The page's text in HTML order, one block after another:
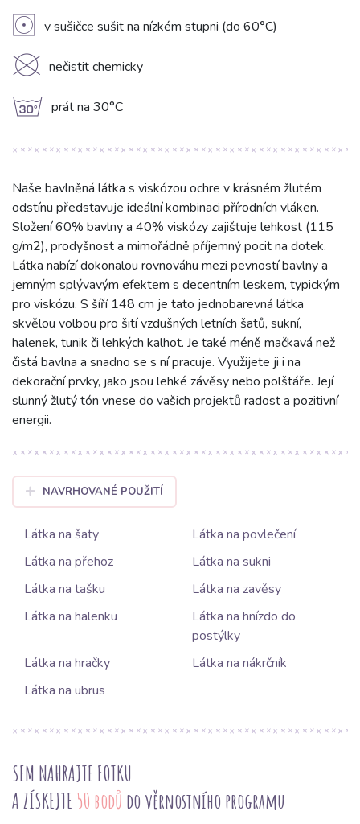
V v sušičce sušit na nízkém stupni (do 60°C)
K nečistit chemicky
g prát na 30°C
Naše bavlněná látka s viskózou ochre v krásném žlutém
odstínu představuje ideální kombinaci přírodních vláken.
Složení 60% bavlny a 40% viskózy zajišťuje lehkost (115
g/m2), prodyšnost a mimořádně příjemný pocit na dotek.
Látka nabízí dokonalou rovnováhu mezi pevností bavlny a
jemným splývavým efektem s decentním leskem, typickým
pro viskózu. S šíří 148 cm je tato jednobarevná látka
skvělou volbou pro šití vzdušných letních šatů, sukní,
halenek, tunik či lehkých kalhot. Je také méně mačkavá než
čistá bavlna a snadno se s ní pracuje. Využijete ji i na
dekorační prvky, jako jsou lehké závěsy nebo polštáře. Její
slunný žlutý tón vnese do vašich projektů radost a pozitivní
energii.
NAVRHOVANÉ POUŽITÍ
Látka na šaty
Látka na povlečení
Látka na přehoz
Látka na sukni
Látka na tašku
Látka na zavěsy
Látka na halenku
Látka na hnízdo do
postýlky
Látka na hračky
Látka na nákrčník
Látka na ubrus
SEM NAHRAJTE FOTKU
A ZÍSKEJTE 50 bodů do věrnostního programu